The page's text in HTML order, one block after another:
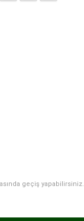
geçiş yapabilirsiniz.